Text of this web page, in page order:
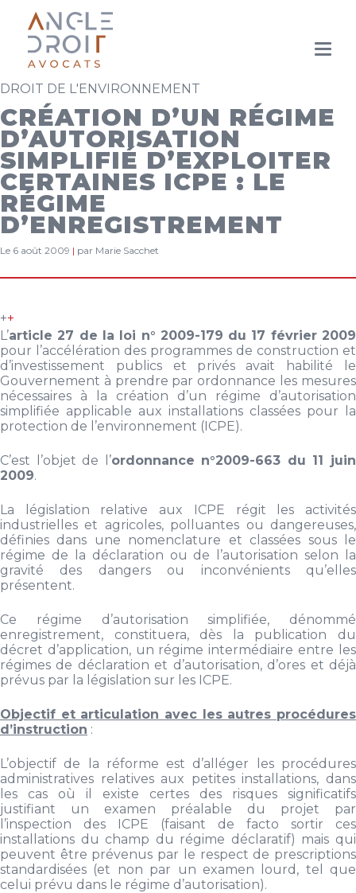
Aller
au
contenu
principal
DROIT DE L'ENVIRONNEMENT
CRÉATION D’UN RÉGIME
D’AUTORISATION
SIMPLIFIÉ D’EXPLOITER
CERTAINES ICPE : LE
RÉGIME
D’ENREGISTREMENT
Le 6 août 2009 | par Marie Sacchet
++
L’article 27 de la loi n° 2009-179 du 17 février 2009
pour l’accélération des programmes de construction et
d’investissement publics et privés avait habilité le
Gouvernement à prendre par ordonnance les mesures
nécessaires à la création d’un régime d’autorisation
simplifiée applicable aux installations classées pour la
protection de l’environnement (ICPE).
C’est l’objet de l’ordonnance n°2009-663 du 11 juin
2009.
La législation relative aux ICPE régit les activités
industrielles et agricoles, polluantes ou dangereuses,
définies dans une nomenclature et classées sous le
régime de la déclaration ou de l’autorisation selon la
gravité des dangers ou inconvénients qu’elles
présentent.
Ce régime d’autorisation simplifiée, dénommé
enregistrement, constituera, dès la publication du
décret d’application, un régime intermédiaire entre les
régimes de déclaration et d’autorisation, d’ores et déjà
prévus par la législation sur les ICPE.
Objectif et articulation avec les autres procédures
d’instruction :
L’objectif de la réforme est d’alléger les procédures
administratives relatives aux petites installations, dans
les cas où il existe certes des risques significatifs
justifiant un examen préalable du projet par
l’inspection des ICPE (faisant de facto sortir ces
installations du champ du régime déclaratif) mais qui
peuvent être prévenus par le respect de prescriptions
standardisées (et non par un examen lourd, tel que
celui prévu dans le régime d’autorisation).